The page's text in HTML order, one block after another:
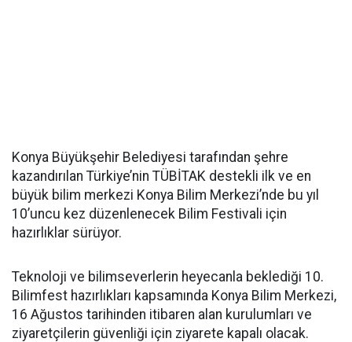
Konya Büyükşehir Belediyesi tarafından şehre
kazandırılan Türkiye’nin TÜBİTAK destekli ilk ve en
büyük bilim merkezi Konya Bilim Merkezi’nde bu yıl
10’uncu kez düzenlenecek Bilim Festivali için
hazırlıklar sürüyor.
Teknoloji ve bilimseverlerin heyecanla beklediği 10.
Bilimfest hazırlıkları kapsamında Konya Bilim Merkezi,
16 Ağustos tarihinden itibaren alan kurulumları ve
ziyaretçilerin güvenliği için ziyarete kapalı olacak.